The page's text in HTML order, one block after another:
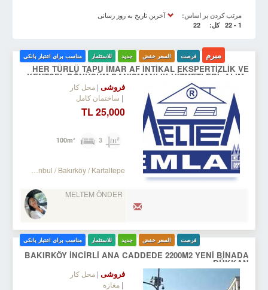
مرتب کردن بر اساس: آخرین تاریخ به روز رسانی
1 - 22 کل: 22
مبرم فرصت السعر خفض جدید للاستثمار مناسب برای اعتبار بانکی
HER TÜRLÜ TAPU İMAR AF İNTİKAL EKSPERTİZLİK VE
KENTSEL DÖNÜŞÜM DANIŞMANLIK HİZMETLERİ- ALIM .
SATIM. KİRALAMA DA 34 YILLIK TECRÜBE.
فروشی محل کار
ساختمان کامل
25,000 TL
3
Turkey Istanbul / Bakırköy / Kartaltepe
MELTEM ÖNDER
فرصت السعر خفض جدید للاستثمار مناسب برای اعتبار بانکی
BAKIRKÖY İNCİRLİ ANA CADDEDE 2200M2 YENİ BİNADA
DÜKKAN
فروشی محل کار
مغازه